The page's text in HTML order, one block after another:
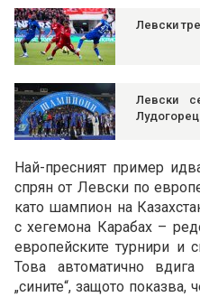
Левски
Левски
Най-пресният пример
спрян от Левски по
като шампион на
с хегемона Карабах –
европейските турнири и
Това автоматично
„сините“, защото показва,